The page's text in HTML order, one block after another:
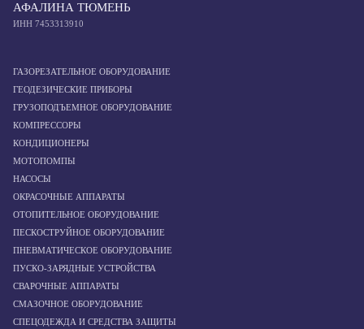
АФАЛИНА ТЮМЕНЬ
ИНН 7453313910
ГАЗОРЕЗАТЕЛЬНОЕ ОБОРУДОВАНИЕ
ГЕОДЕЗИЧЕСКИЕ ПРИБОРЫ
ГРУЗОПОДЪЕМНОЕ ОБОРУДОВАНИЕ
КОМПРЕССОРЫ
КОНДИЦИОНЕРЫ
МОТОПОМПЫ
НАСОСЫ
ОКРАСОЧНЫЕ АППАРАТЫ
ОТОПИТЕЛЬНОЕ ОБОРУДОВАНИЕ
ПЕСКОСТРУЙНОЕ ОБОРУДОВАНИЕ
ПНЕВМАТИЧЕСКОЕ ОБОРУДОВАНИЕ
ПУСКО-ЗАРЯДНЫЕ УСТРОЙСТВА
СВАРОЧНЫЕ АППАРАТЫ
СМАЗОЧНОЕ ОБОРУДОВАНИЕ
СПЕЦОДЕЖДА И СРЕДСТВА ЗАЩИТЫ